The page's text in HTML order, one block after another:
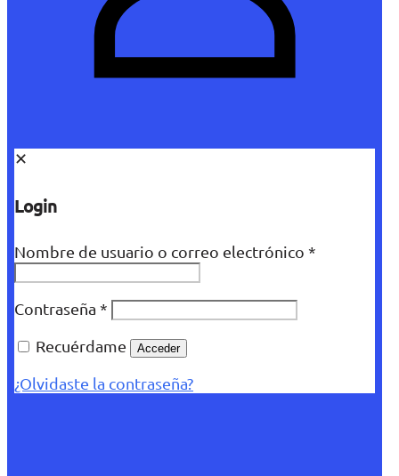
✕
Login
Nombre de usuario o correo electrónico *
Contraseña *
Recuérdame
Acceder
¿Olvidaste la contraseña?